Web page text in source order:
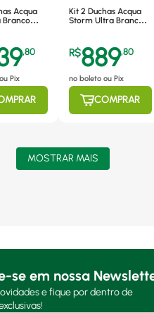
Acqua
Branco
,80
Pix
Kit 2 Duchas Acqua
Storm Ultra Branca
R$889,80
no boleto ou Pix
COMPRAR
MOSTRAR MAIS
se em nossa
e fique por dentro de